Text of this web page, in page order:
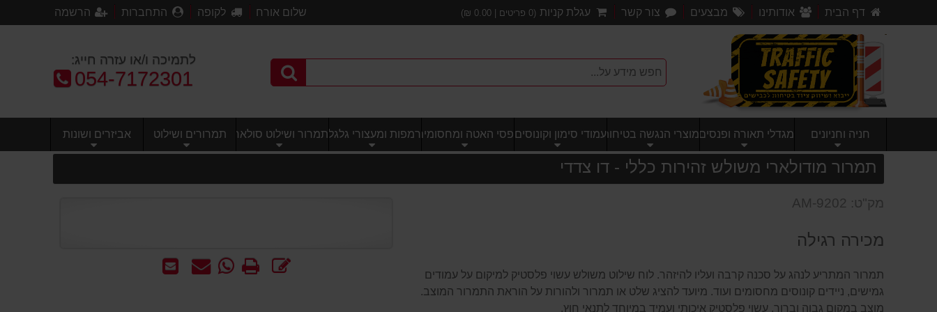
דף הבית אודותינו מבצעים צור קשר עגלת קניות (
0 פריטים | 0.00
₪) שלום אורח לקופה התחברות הרשמה
לתמיכה ו/או עזרה חייג:
טלפון:
054-7172301
חניה וחניונים מגדלי תאורה ופנסיםמוצרי הנגשה בטיחותיעמודי סימון וקונוסיםפסי האטה ומחסומיםרמפות ומעצורי גלגלתמרור ושילוט סולארי תמרורים ושילוט אביזרים ושונות
תמרור מודולארי משולש זהירות כללי - דו צדדי
שלח
שאל WhatsApp
הדפס
מק"ט: AM-9202
מכירה רגילה
תמרור המתריע לנהג על סכנה קרבה ועליו להיזהר. לוח שילוט משולש עשוי פלסטיק למיקום על עמודים
גמישים, ניידים קונוסים מחסומים ועוד. מיועד להציג שלט או תמרור ולהורות על הוראת התמרור המוצב.
מוצב במקום גבוה וברור, עשוי פלסטיק איכותי ועמיד במיוחד לתנאי חוץ.